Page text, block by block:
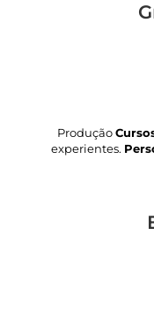
Produção
experientes.